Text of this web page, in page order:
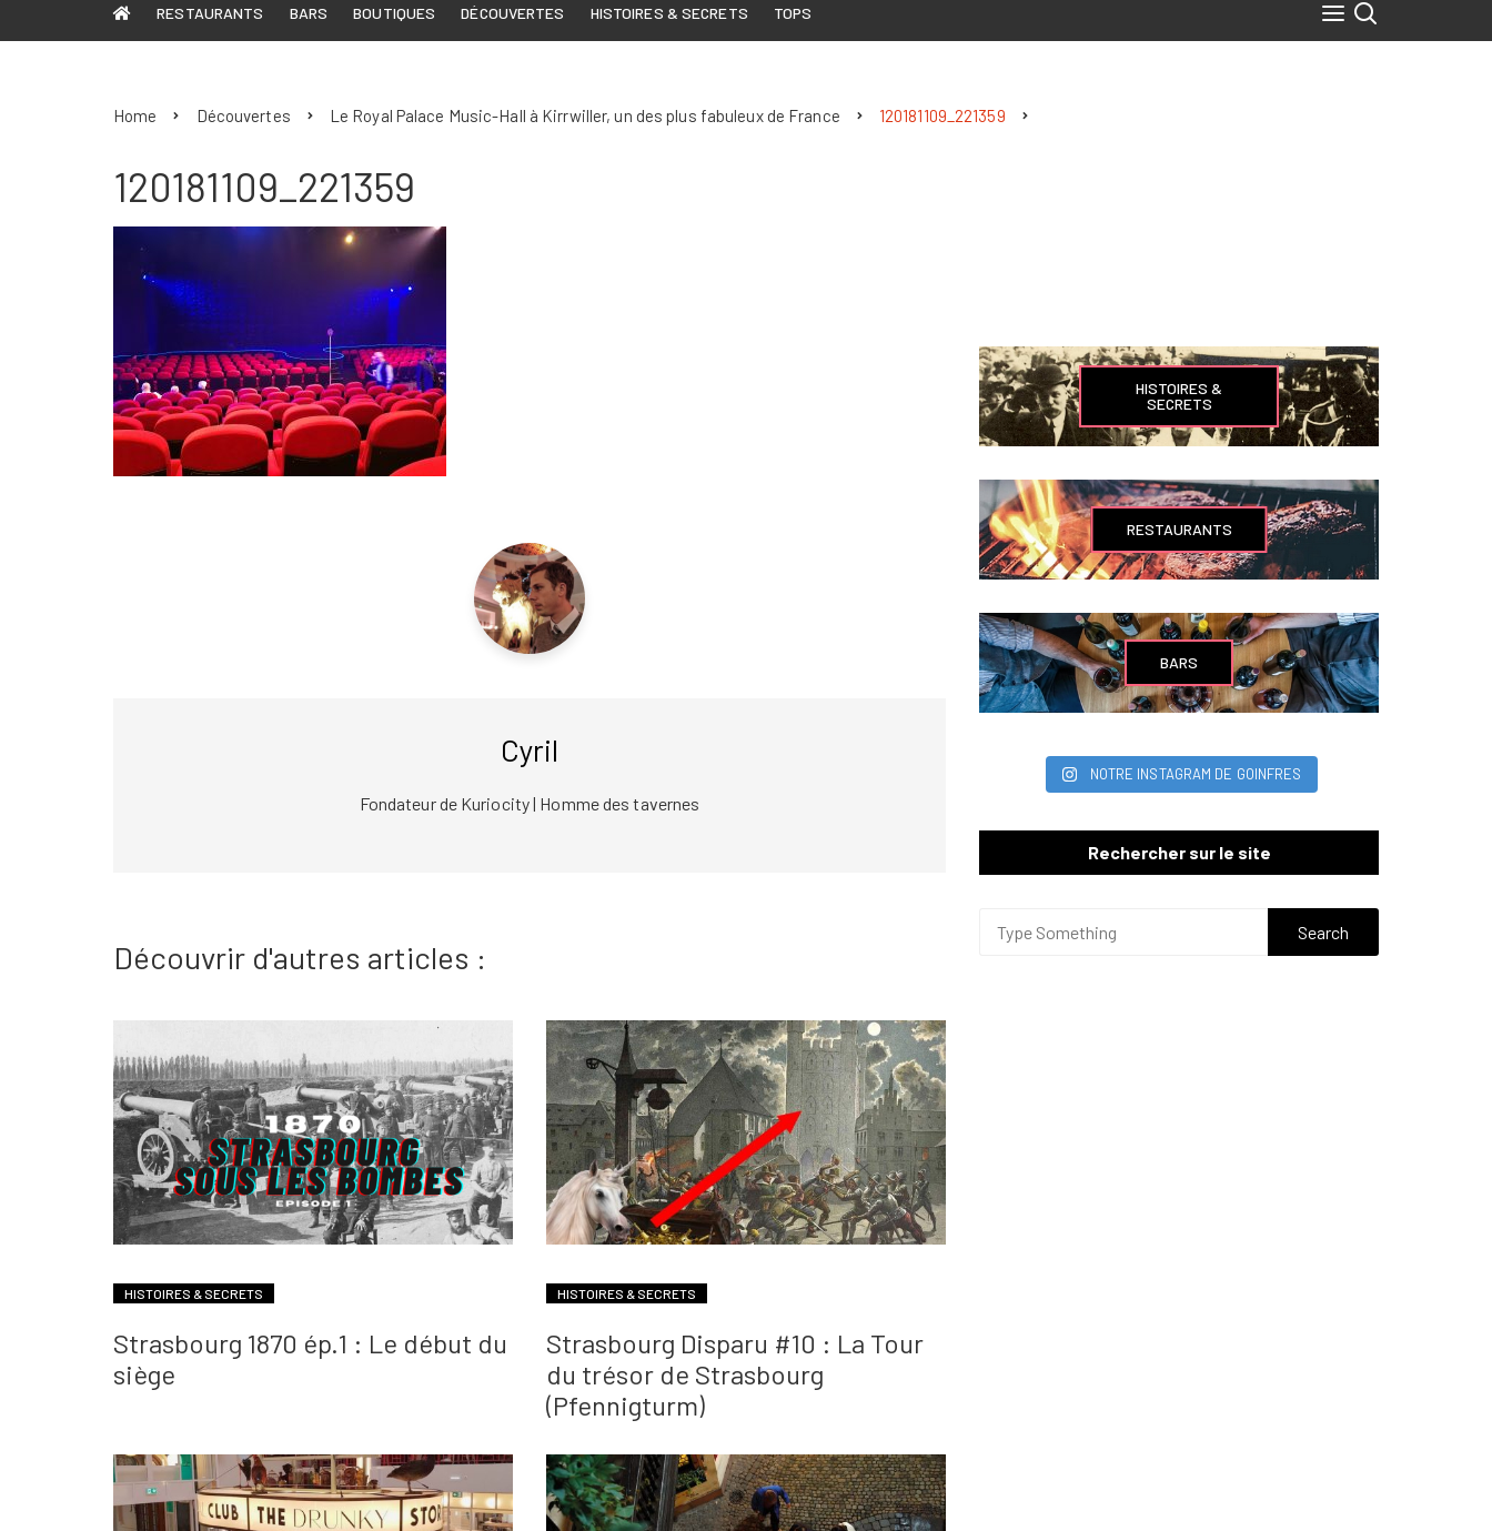
RESTAURANTS BARS BOUTIQUES DÉCOUVERTES HISTOIRES & SECRETS TOPS
Home Découvertes Le Royal Palace Music-Hall à Kirrwiller, un des plus fabuleux de France 120181109_221359
120181109_221359
Cyril
Fondateur de Kuriocity | Homme des tavernes
Découvrir d'autres articles :
HISTOIRES & SECRETS
Strasbourg 1870 ép.1 : Le début du
siège
HISTOIRES & SECRETS
Strasbourg Disparu #10 : La Tour
du trésor de Strasbourg
(Pfennigturm)
HISTOIRES &
SECRETS
RESTAURANTS
BARS
NOTRE INSTAGRAM DE GOINFRES
Rechercher sur le site